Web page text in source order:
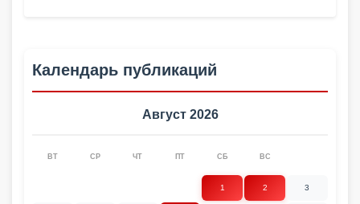
Календарь публикаций
Август 2026
ВТ СР ЧТ ПТ СБ ВС
1 2 3